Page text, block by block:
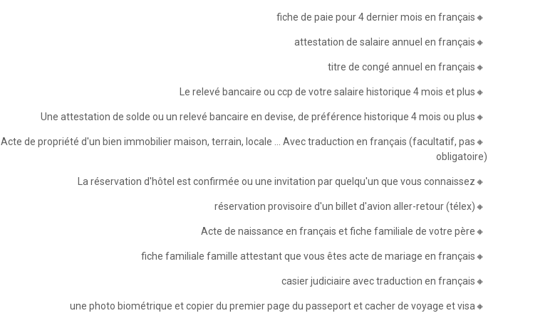
🔸fiche de paie pour 4 dernier mois en français
🔸attestation de salaire annuel en français
🔸titre de congé annuel en français
🔸Le relevé bancaire ou ccp de votre salaire historique 4 mois et plus
🔸Une attestation de solde ou un relevé bancaire en devise, de préférence historique 4 mois ou plus
🔸Acte de propriété d'un bien immobilier maison, terrain, locale ... Avec traduction en français (facultatif, pas
obligatoire)
🔸La réservation d'hôtel est confirmée ou une invitation par quelqu'un que vous connaissez
🔸réservation provisoire d'un billet d'avion aller-retour (télex)
🔸Acte de naissance en français et fiche familiale de votre père
🔸fiche familiale famille attestant que vous êtes acte de mariage en français
🔸casier judiciaire avec traduction en français
🔸une photo biométrique et copier du premier page du passeport et cacher de voyage et visa